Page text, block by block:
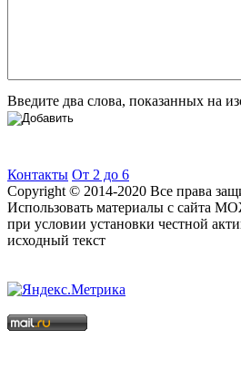
Введите два слова, показанных на
Контакты От 2 до 6
Copyright © 2014-2020 Все права
Использовать материалы с сайта
при условии установки честной
исходный текст